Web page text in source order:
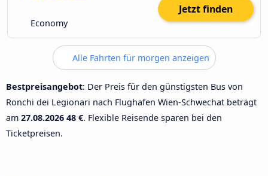
Economy
Jetzt finden
Alle Fahrten für morgen anzeigen
Bestpreisangebot: Der Preis für den günstigsten Bus von
Ronchi dei Legionari nach Flughafen Wien-Schwechat beträgt
am 27.08.2026 48 €. Flexible Reisende sparen bei den
Ticketpreisen.